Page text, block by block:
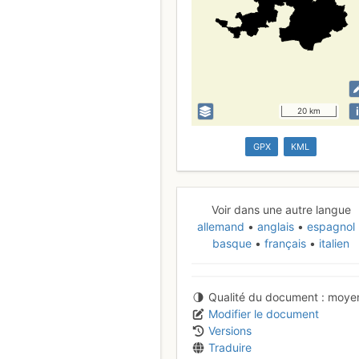
20 km i
GPX KML
Voir dans une autre langue
allemand
anglais
espagnol
basque
français italien
Qualité du document
Modifier le document
Versions
Traduire